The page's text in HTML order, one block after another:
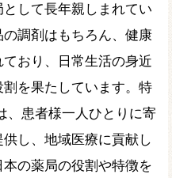
して長年親しまれてい
調剤はもちろん、健康
おり、日常生活の身近
を果たしています。特
、患者様一人ひとりに寄
し、地域医療に貢献し
の薬局の役割や特徴を